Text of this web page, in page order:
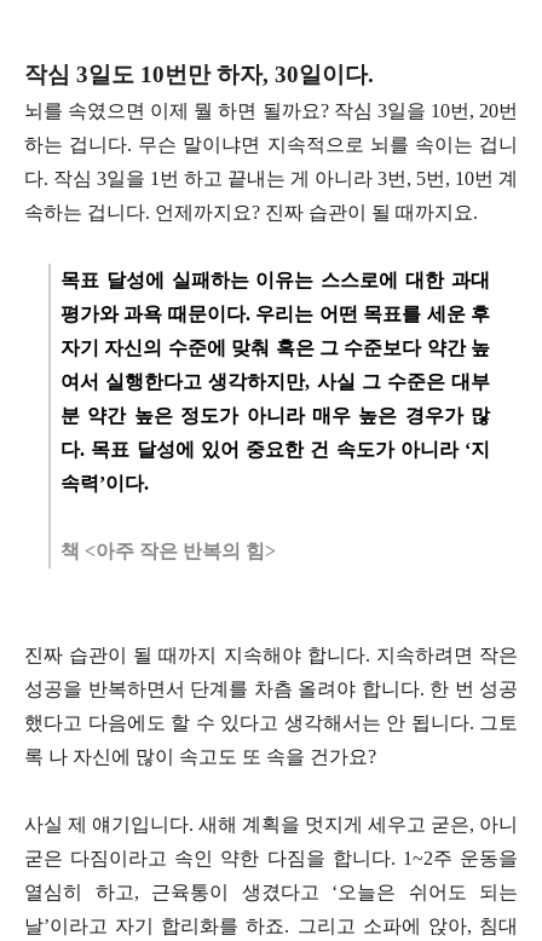
작심 3일도 10번만 하자, 30일이다.
뇌를 속였으면 이제 뭘 하면 될까요? 작심 3일을 10번, 20번
하는 겁니다. 무슨 말이냐면 지속적으로 뇌를 속이는 겁니
다. 작심 3일을 1번 하고 끝내는 게 아니라 3번, 5번, 10번 계
속하는 겁니다. 언제까지요? 진짜 습관이 될 때까지요.
목표 달성에 실패하는 이유는 스스로에 대한 과대
평가와 과욕 때문이다. 우리는 어떤 목표를 세운 후
자기 자신의 수준에 맞춰 혹은 그 수준보다 약간 높
여서 실행한다고 생각하지만, 사실 그 수준은 대부
분 약간 높은 정도가 아니라 매우 높은 경우가 많
다. 목표 달성에 있어 중요한 건 속도가 아니라 ‘지
속력’이다.
책 <아주 작은 반복의 힘>
진짜 습관이 될 때까지 지속해야 합니다. 지속하려면 작은
성공을 반복하면서 단계를 차츰 올려야 합니다. 한 번 성공
했다고 다음에도 할 수 있다고 생각해서는 안 됩니다. 그토
록 나 자신에 많이 속고도 또 속을 건가요?
사실 제 얘기입니다. 새해 계획을 멋지게 세우고 굳은, 아니
굳은 다짐이라고 속인 약한 다짐을 합니다. 1~2주 운동을
열심히 하고, 근육통이 생겼다고 ‘오늘은 쉬어도 되는
날’이라고 자기 합리화를 하죠. 그리고 소파에 앉아, 침대